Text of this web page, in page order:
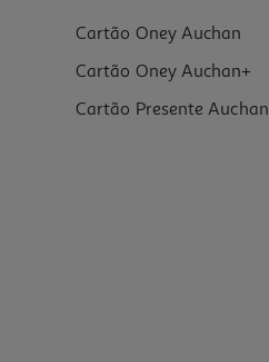
Cartão Oney Auchan
Cartão Oney Auchan+
Cartão Presente Auchan